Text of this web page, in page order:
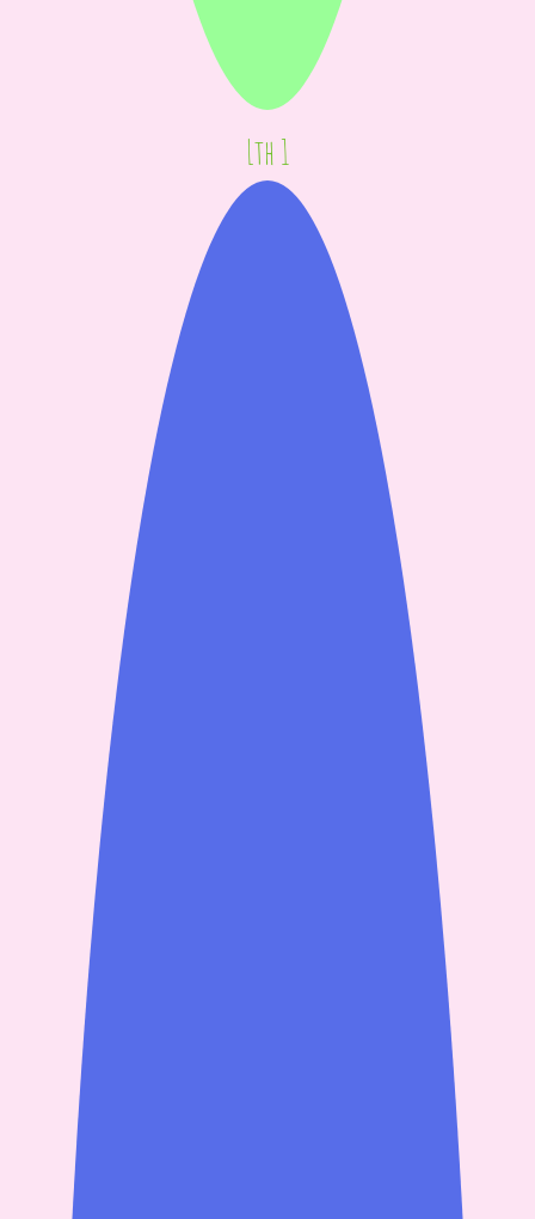
Lth 1